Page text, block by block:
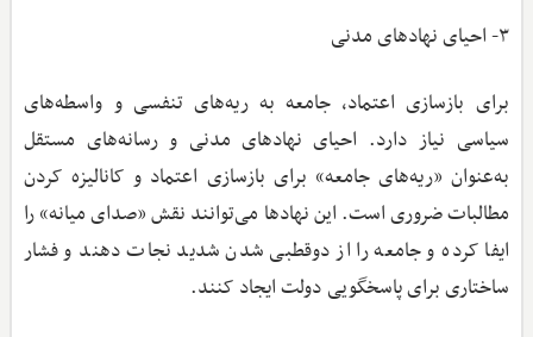
۳- احیای نهادهای مدنی
برای بازسازی اعتماد، جامعه به ریه‌های تنفسی و واسطه‌های
سیاسی نیاز دارد. احیای نهادهای مدنی و رسانه‌های مستقل
به‌عنوان «ریه‌های جامعه» برای بازسازی اعتماد و کانالیزه کردن
مطالبات ضروری است. این نهادها می‌توانند نقش «صدای میانه» را
ایفا کرده و جامعه را از دوقطبی شدن شدید نجات دهند و فشار
ساختاری برای پاسخگویی دولت ایجاد کنند.